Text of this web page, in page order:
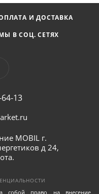
И ДОСТАВКА
В СОЦ. СЕТЯХ
13
MOBIL г.
д 24,
собой право на внесение